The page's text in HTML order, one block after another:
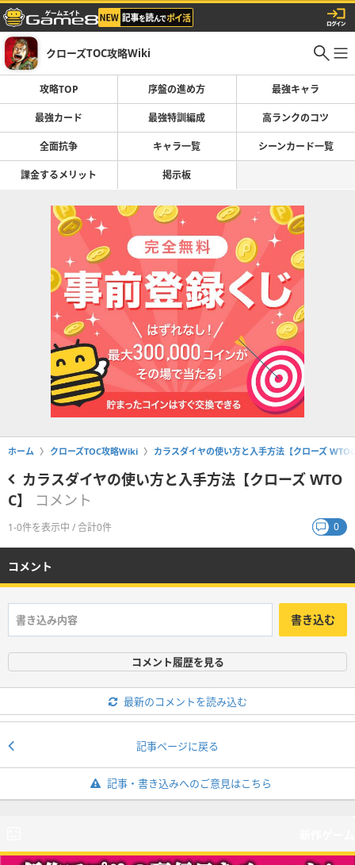
クローズTOC攻略Wiki
攻略TOP 序盤の進め方 最強キャラ
最強カード 最強特訓編成 高ランクのコツ
全面抗争 キャラ一覧 シーンカード一覧
課金するメリット 掲示板
ホーム クローズTOC攻略Wiki カラスダイヤの使い方と入手方法【クローズ
カラスダイヤの使い方と入手方法【クローズ WTO
C】
コメント
1-0件を表示中 / 合計0件 0
コメント
書き込む
コメント履歴を見る
最新のコメントを読み込む
記事ページに戻る
記事・書き込みへのご意見はこちら